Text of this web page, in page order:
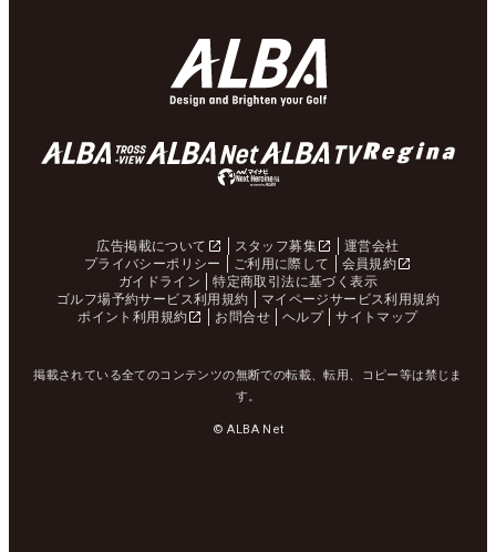
広告掲載について スタッフ募集
運営会社
プライバシーポリシー
ご利用に際して
会員規約
ガイドライン
特定商取引法に基づく表示
ゴルフ場予約サービス利用規約
マイページサービス利用規約
ポイント利用規約
お問合せ ヘルプ サイトマップ
掲載されている全てのコンテンツの無断での転載、転用、コピー等は禁じま
す。
© ALBA Net